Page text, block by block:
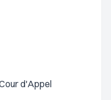
d'Appel